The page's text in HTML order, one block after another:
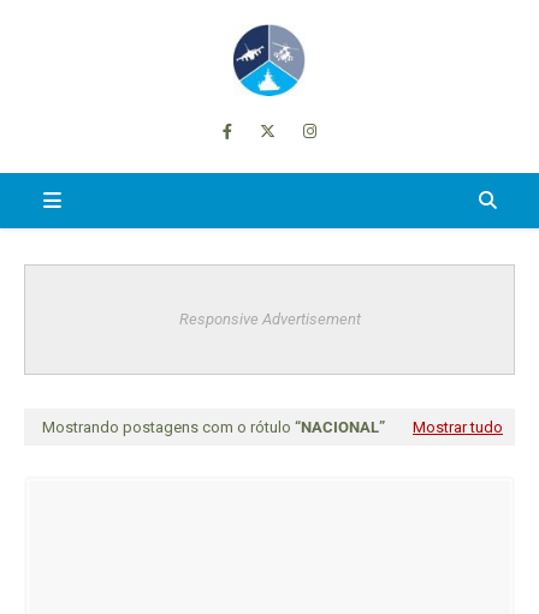
Responsive Advertisement
Mostrando postagens com o rótulo NACIONAL Mostrar tudo